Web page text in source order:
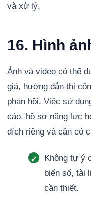
và xử lý.
16. Hình
Ảnh và video có thể
giá, hướng dẫn thi
phản hồi. Việc sử
cáo, hồ sơ năng lực
đích riêng và cần có
Không tự ý
biển số, tài
cần thiết.